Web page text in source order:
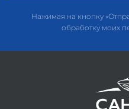
Нажимая на кнопку
обработку моих